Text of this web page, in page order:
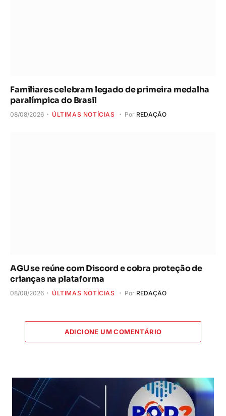
Familiares celebram legado de primeira medalha
paralímpica do Brasil
08/08/2026 ÚLTIMAS NOTÍCIAS Por REDAÇÃO
AGU se reúne com Discord e cobra proteção de
crianças na plataforma
08/08/2026 ÚLTIMAS NOTÍCIAS Por REDAÇÃO
ADICIONE UM COMENTÁRIO